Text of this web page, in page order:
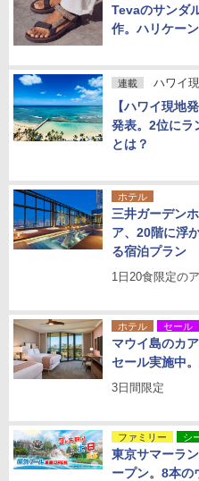
Tevaのサンダ
作。ハリケー
連載 ハワイ
【ハワイ現地
発表。2位にラ
とは？
ホテル
三井ガーデン
ア、20階に浮
る宿泊プラン
1日20食限定の
ホテル セール
マウイ島のカ
セール実施中
3日間限定
ファミリー シ
東京サマーラ
ープン。8本の